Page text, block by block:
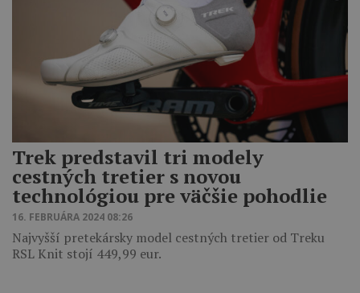
Trek predstavil tri modely
cestných tretier s novou
technológiou pre väčšie pohodlie
16. FEBRUÁRA 2024 08:26
Najvyšší pretekársky model cestných tretier od Treku
RSL Knit stojí 449,99 eur.